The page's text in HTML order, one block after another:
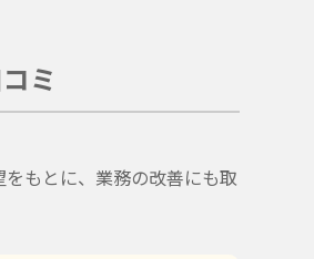
ミ
もとに、業務の改善にも取